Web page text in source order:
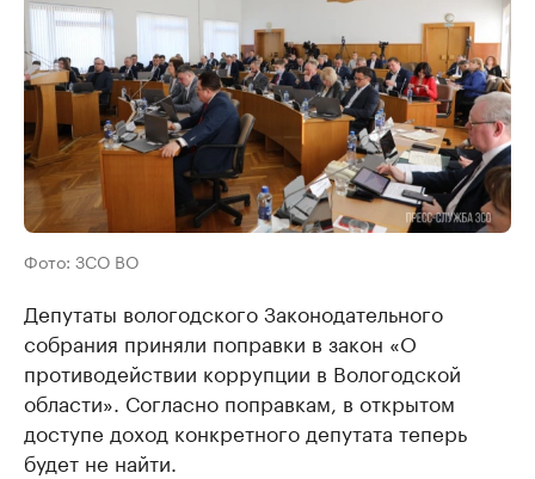
Фото: ЗСО ВО
Депутаты вологодского Законодательного
собрания приняли поправки в закон «О
противодействии коррупции в Вологодской
области». Согласно поправкам, в открытом
доступе доход конкретного депутата теперь
будет не найти.